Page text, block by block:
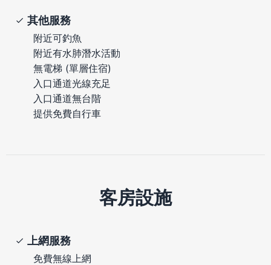
其他服務
附近可釣魚
附近有水肺潛水活動
無電梯 (單層住宿)
入口通道光線充足
入口通道無台階
提供免費自行車
客房設施
上網服務
免費無線上網